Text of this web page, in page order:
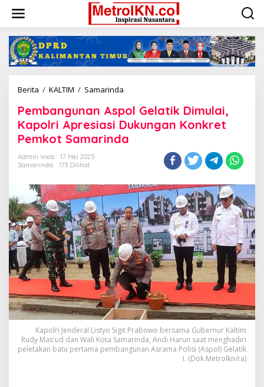
konten
Berita / KALTIM / Samarinda
Gelatik
Dimulai,
Kapolri
Apresiasi
Samarinda
Pembangunan Aspol Gelatik Dimulai,
Kapolri Apresiasi Dukungan Konkret
Pemkot Samarinda
Admin Web
17 Mei 2025
Samarinda
173 Dilihat
Kapolri Jenderal Listyo Sigit Prabowo bersama Gubernur Kaltim
Rudy Mas'ud dan Wali Kota Samarinda, Andi Harun saat menghadiri
peletakan batu pertama pembangunan Asrama Polisi (Aspol) Gelatik
I. (Dok.MetroIkn/ra)